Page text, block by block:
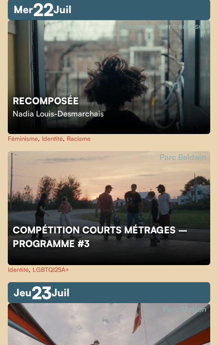
Mer22Juil
RECOMPOSÉE
Nadia Louis-Desmarchais
Place des Montréalaises
Féminisme, Identité, Racisme
COMPÉTITION COURTS MÉTRAGES –
PROGRAMME #3
Parc Baldwin
Identité, LGBTQI2SA+
Jeu23Juil
Parc Molson